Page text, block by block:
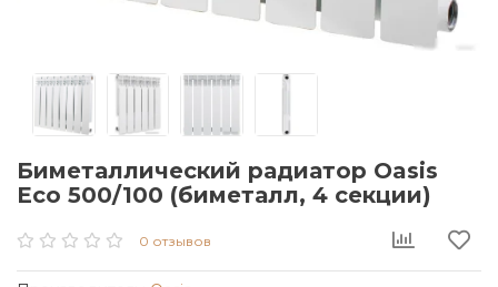
Биметаллический радиатор Oasis
Eco 500/100 (биметалл, 4 секции)
0 отзывов